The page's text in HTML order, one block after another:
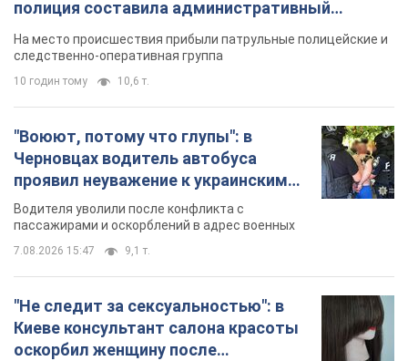
полиция составила административный
протокол. Видео
На место происшествия прибыли патрульные полицейские и
следственно-оперативная группа
10 годин тому 10,6 т.
"Воюют, потому что глупы": в
Черновцах водитель автобуса
проявил неуважение к украинским
военным и поплатился за это.
Видео
Водителя уволили после конфликта с
пассажирами и оскорблений в адрес военных
7.08.2026 15:47 9,1 т.
"Не следит за сексуальностью": в
Киеве консультант салона красоты
оскорбил женщину после